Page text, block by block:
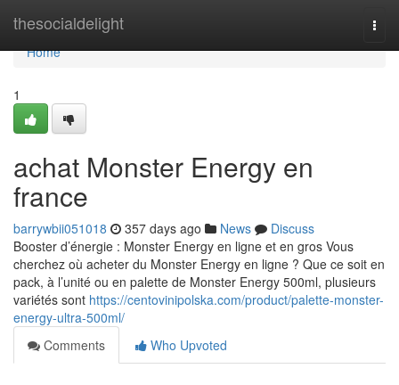
thesocialdelight
Home
Home
1
achat Monster Energy en
france
barrywbii051018 357 days ago News
Discuss
Booster d’énergie : Monster Energy en ligne et en gros Vous
cherchez où acheter du Monster Energy en ligne ? Que ce soit en
pack, à l’unité ou en palette de Monster Energy 500ml, plusieurs
variétés sont https://centovinipolska.com/product/palette-monster-
energy-ultra-500ml/
Comments
Who Upvoted